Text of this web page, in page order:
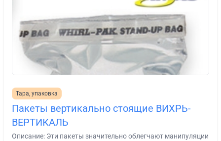
Тара, упаковка
Пакеты вертикально стоящие ВИХРЬ-
ВЕРТИКАЛЬ
Описание: Эти пакеты значительно облегчают манипуляции